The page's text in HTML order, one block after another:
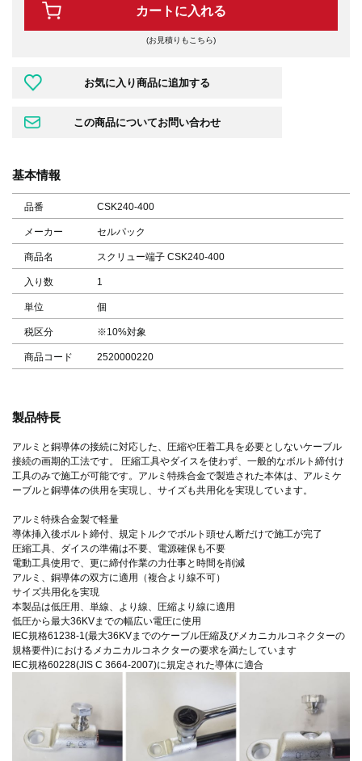
カートに入れる
(お見積りもこちら)
基本情報
品番 CSK240-400
メーカー セルパック
商品名 スクリュー端子 CSK240-400
入り数 1
単位 個
税区分 ※10%対象
商品コード 2520000220
製品特長
アルミと銅導体の接続に対応した、圧縮や圧着工具を必要としないケーブル
接続の画期的工法です。 圧縮工具やダイスを使わず、一般的なボルト締付け
工具のみで施工が可能です。アルミ特殊合金で製造された本体は、アルミケ
ーブルと銅導体の供用を実現し、サイズも共用化を実現しています。
アルミ特殊合金製で軽量
導体挿入後ボルト締付、規定トルクでボルト頭せん断だけで施工が完了
圧縮工具、ダイスの準備は不要、電源確保も不要
電動工具使用で、更に締付作業の力仕事と時間を削減
アルミ、銅導体の双方に適用（複合より線不可）
サイズ共用化を実現
本製品は低圧用、単線、より線、圧縮より線に適用
低圧から最大36KVまでの幅広い電圧に使用
IEC規格61238-1(最大36KVまでのケーブル圧縮及びメカニカルコネクターの
規格要件)におけるメカニカルコネクターの要求を満たしています
IEC規格60228(JIS C 3664-2007)に規定された導体に適合